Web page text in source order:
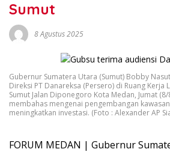
Sumut
8 Agustus 2025
Gubernur Sumatera Utara (Sumut) Bobby
Direksi PT Danareksa (Persero) di Ruang
Sumut Jalan Diponegoro Kota Medan, Jumat
membahas mengenai pengembangan
meningkatkan investasi. (Foto : Alexander AP
FORUM MEDAN | Gubernur